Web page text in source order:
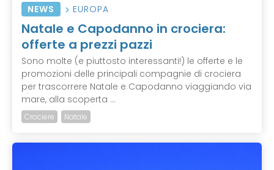
NEWS EUROPA
Natale e Capodanno in crociera:
offerte a prezzi pazzi
Sono molte (e piuttosto interessanti!) le offerte e le
promozioni delle principali compagnie di crociera
per trascorrere Natale e Capodanno viaggiando via
mare, alla scoperta ...
Crociere Natale